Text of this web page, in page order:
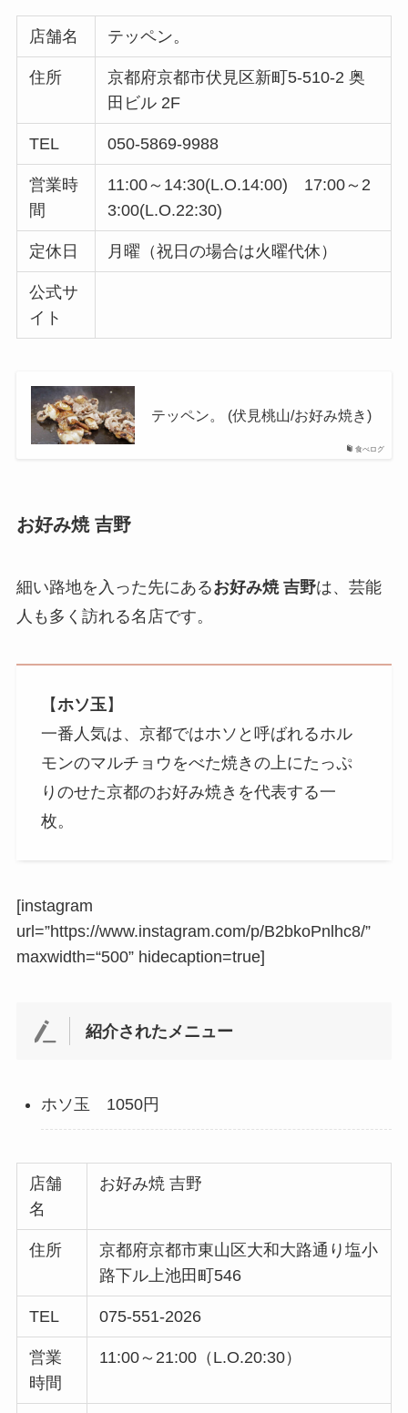
店舗名 テッペン。
住所
京都府京都市伏見区新町5-510-2 奥
田ビル 2F
TEL 050-5869-9988
営業時
間
11:00～14:30(L.O.14:00) 17:00～2
3:00(L.O.22:30)
定休日 月曜（祝日の場合は火曜代休）
公式サ
イト
食べログ
テッペン。 (伏見桃山/お好み焼き)
お好み焼 吉野
細い路地を入った先にあるお好み焼 吉野は、芸能
人も多く訪れる名店です。
【ホソ玉】
一番人気は、京都ではホソと呼ばれるホル
モンのマルチョウをべた焼きの上にたっぷ
りのせた京都のお好み焼きを代表する一
枚。
[instagram
url=”https://www.instagram.com/p/B2bkoPnlhc8/”
maxwidth=“500” hidecaption=true]
紹介されたメニュー
ホソ玉 1050円
店舗
名
お好み焼 吉野
住所
京都府京都市東山区大和大路通り塩小
路下ル上池田町546
TEL 075-551-2026
営業
時間
11:00～21:00（L.O.20:30）